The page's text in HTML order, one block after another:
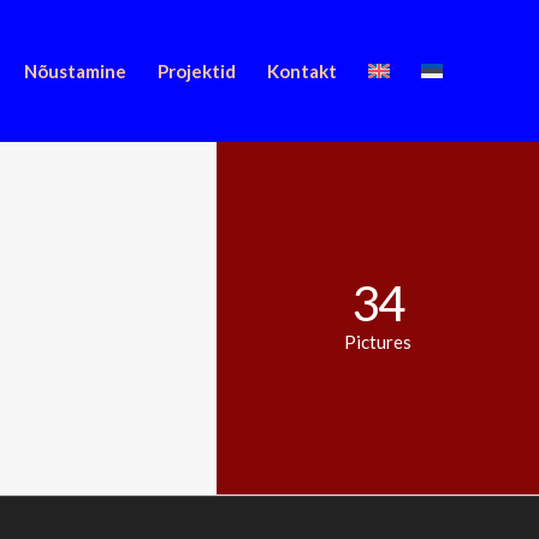
Nõustamine Projektid Kontakt
34
Pictures